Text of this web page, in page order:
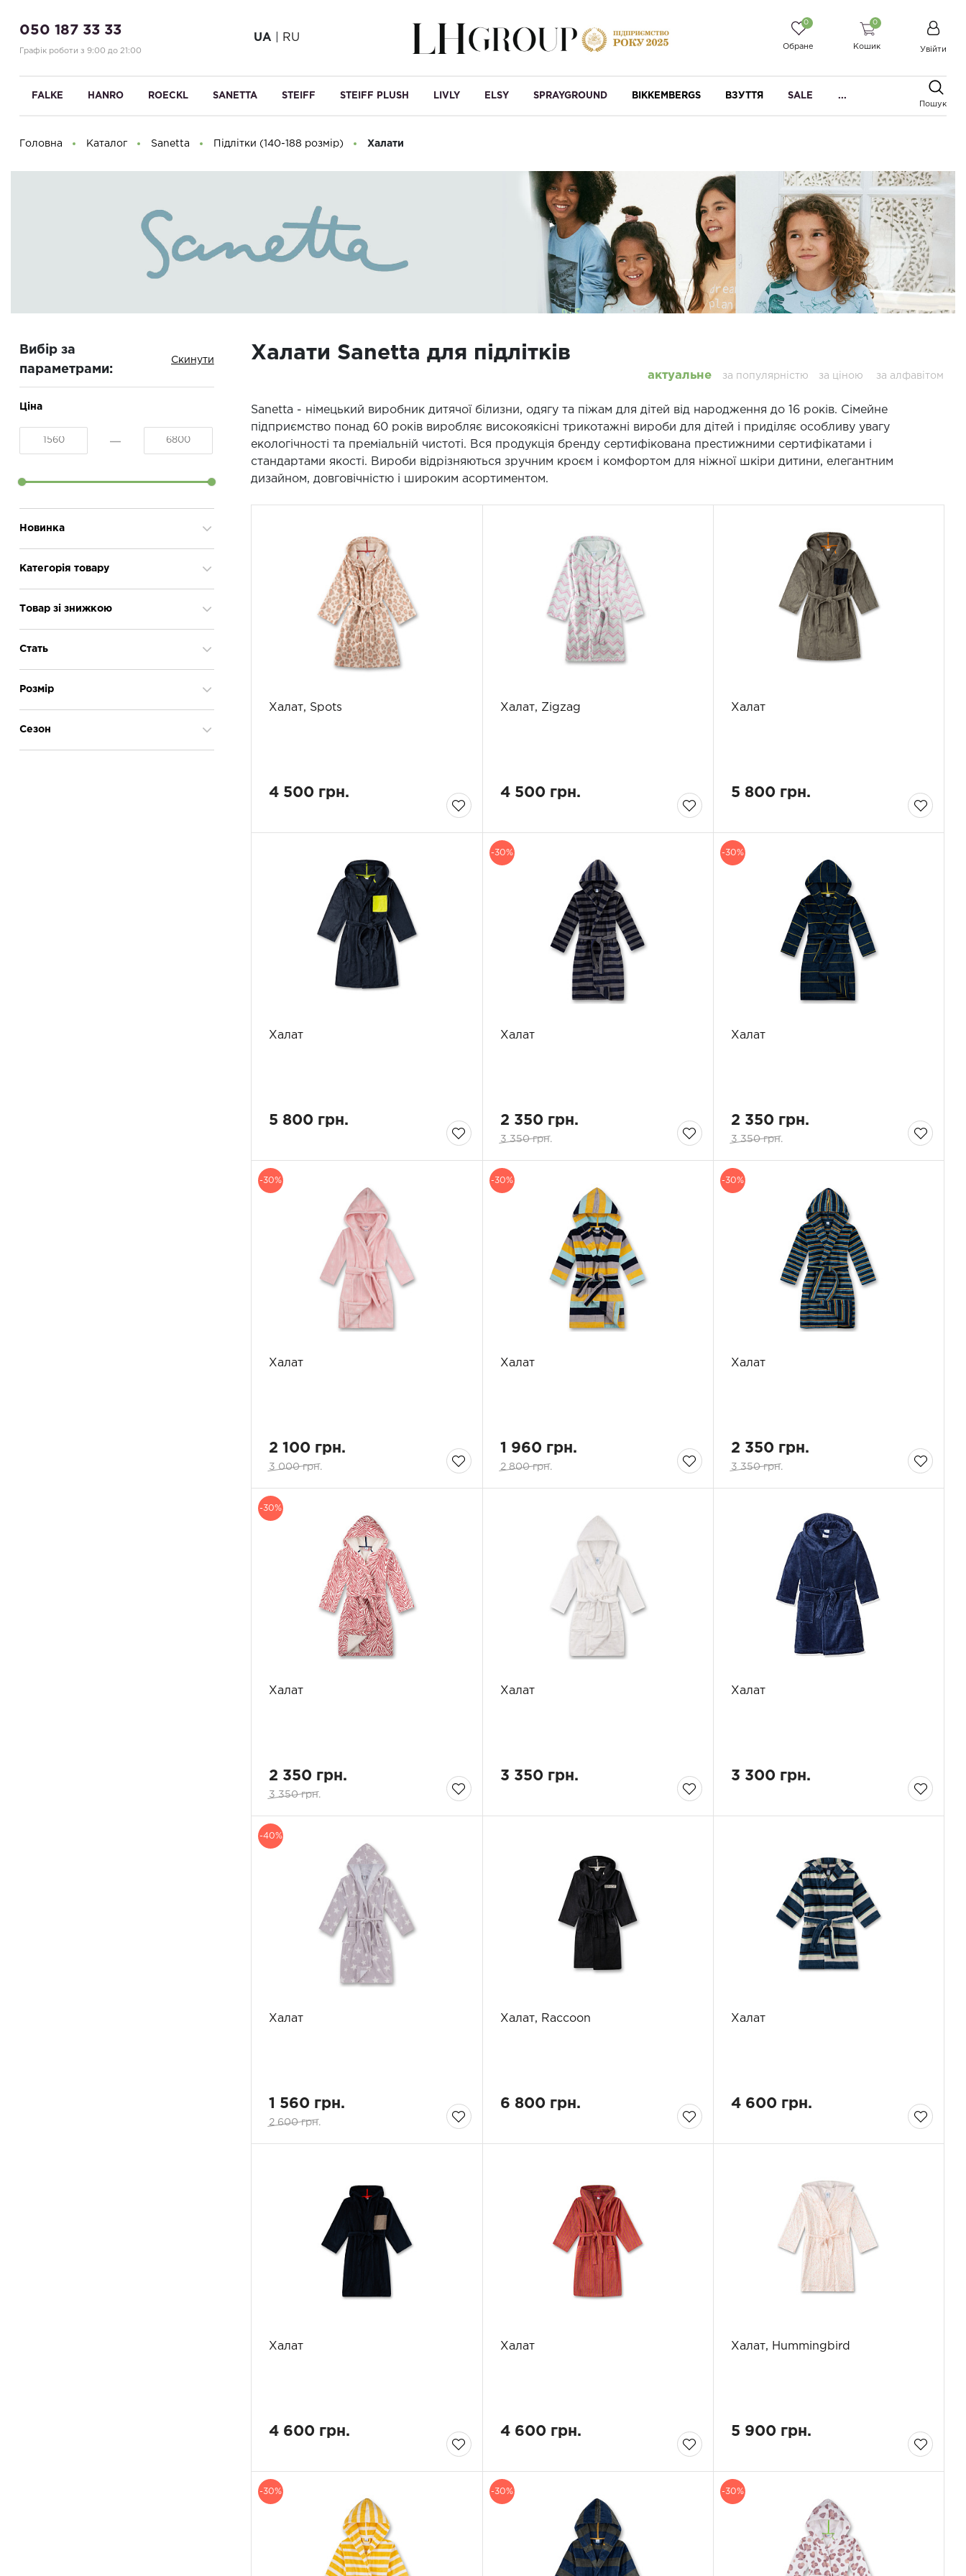
050 187 33 33
Графік роботи з 9:00 до 21:00
UA RU
0
Обране
0
Кошик Увійти
FALKE HANRO ROECKL SANETTA STEIFF STEIFF PLUSH LIVLY ELSY SPRAYGROUND BIKKEMBERGS ВЗУТТЯ SALE ...
Пошук
Головна Каталог Sanetta Підлітки (140-188 розмір) Халати
Вибір за
параметрами:
Ціна
Новинка
Так 2
Категорія товару
Халати 23
Товар зі знижкою
Так 11
Стать
жіноча 12
Розмір
92 2
Сезон
Халати Sanetta для підлітків
актуальне за популярністю за ціною за алфавітом
Sanetta - німецький виробник дитячої білизни, одягу та піжам для дітей від народження до 16 років. Сімейне
підприємство понад 60 років виробляє високоякісні трикотажні вироби для дітей і приділяє особливу увагу
екологічності та преміальній чистоті. Вся продукція бренду сертифікована престижними сертифікатами і
стандартами якості. Вироби відрізняються зручним кроєм і комфортом для ніжної шкіри дитини, елегантним
дизайном, довговічністю і широким асортиментом.
Халат, Spots
4 500 грн.
Халат, Zigzag
4 500 грн.
Халат
5 800 грн.
Халат
5 800 грн.
-30%
Халат
2 350 грн.
3 350 грн.
-30%
Халат
2 350 грн.
3 350 грн.
-30%
Халат
2 100 грн.
3 000 грн.
-30%
Халат
1 960 грн.
2 800 грн.
-30%
Халат
2 350 грн.
3 350 грн.
-30%
Халат
2 350 грн.
3 350 грн.
Халат
3 350 грн.
Халат
3 300 грн.
-40%
Халат
1 560 грн.
2 600 грн.
Халат, Raccoon
6 800 грн.
Халат
4 600 грн.
Халат
4 600 грн.
Халат
4 600 грн.
Халат, Hummingbird
5 900 грн.
-30% -30% -30%